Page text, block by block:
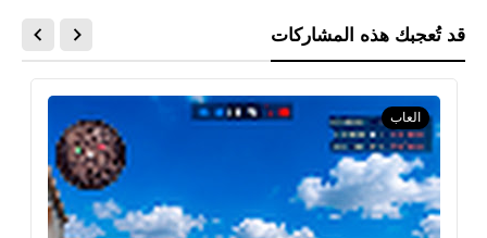
قد تُعجبك هذه المشاركات
العاب